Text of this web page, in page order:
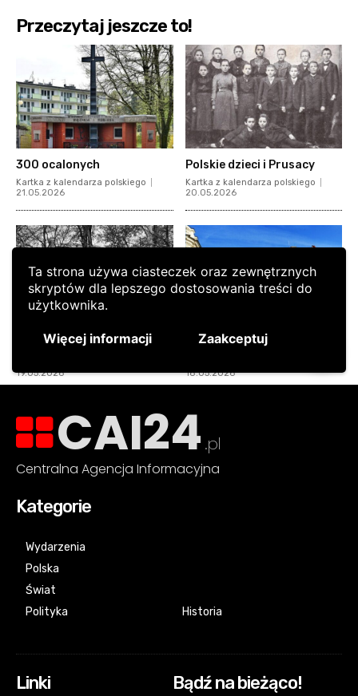
CAI24 .pl
Centralna Agencja Informacyjna
Kategorie
Wydarzenia
Polska
Świat
Polityka
Historia
Linki Bądź na bieżąco!